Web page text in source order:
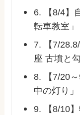
6. 【8/4】
転車教室」
7. 【7/
座 古墳と
8. 【7/20
中の灯り」
9. 【8/10